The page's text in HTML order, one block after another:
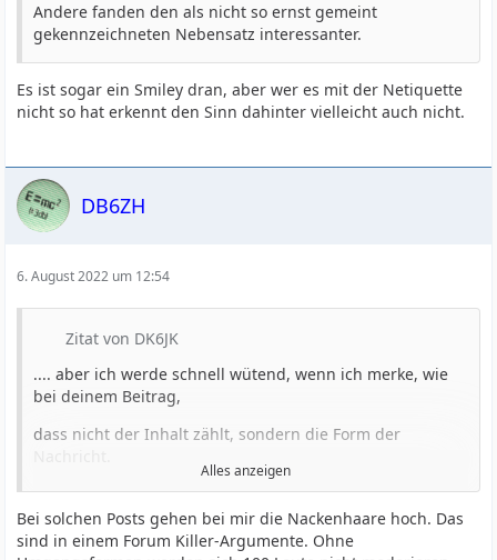
Andere fanden den als nicht so ernst gemeint
gekennzeichneten Nebensatz interessanter.
Es ist sogar ein Smiley dran, aber wer es mit der Netiquette
nicht so hat erkennt den Sinn dahinter vielleicht auch nicht.
DB6ZH
6. August 2022 um 12:54
Zitat von DK6JK
.... aber ich werde schnell wütend, wenn ich merke, wie
bei deinem Beitrag,
dass nicht der Inhalt zählt, sondern die Form der
All die Kommunikationswissenschaftler (u.a. Watzlawick),
die ich studierte und die mir halfen,
Gespräche, Krisenintervention, Sitzungen von bis zu 100
Alles anzeigen
Bei solchen Posts gehen bei mir die Nackenhaare hoch. Das
sind in einem Forum Killer-Argumente. Ohne